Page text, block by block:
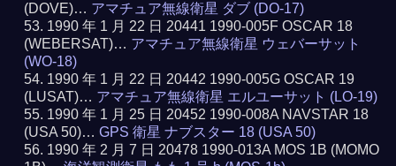
(DOVE)… アマチュア無線衛星 ダブ (DO-17)
1990 年 1 月 22 日 20441 1990-005F OSCAR 18
(WEBERSAT)… アマチュア無線衛星 ウェバーサット
(WO-18)
1990 年 1 月 22 日 20442 1990-005G OSCAR 19
(LUSAT)… アマチュア無線衛星 エルユーサット (LO-19)
1990 年 1 月 25 日 20452 1990-008A NAVSTAR 18
(USA 50)…GPS 衛星 ナブスター 18 (USA 50)
1990 年 2 月 7 日 20478 1990-013A MOS 1B (MOMO